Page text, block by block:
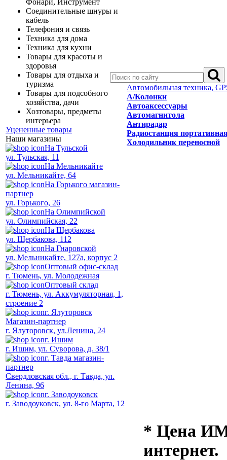
Фонари, Инструмент
Соединительные шнуры и
кабель
Телефония и связь
Техника для дома
Техника для кухни
Товары для красоты и
здоровья
Товары для отдыха и
туризма
Товары для подсобного
хозяйства, дачи
Хозтовары, предметы
интерьера
Уцененные товары
Наши магазины
На Тульской
ул. Тульская, 11
На Мельникайте
ул. Мельникайте, 64
На Горького магазин-
партнер
ул. Горького, 26
На Олимпийской
ул. Олимпийская, 22
На Щербакова
ул. Щербакова, 112
На Гнаровской
ул. Мельникайте, 127а, корпус 2
Оптовый офис-склад
г. Тюмень, ул. Молодежная
Оптовый склад
г. Тюмень, ул. Аккумуляторная, 1,
строение 2
г. Ялуторовск
Магазин-партнер
г. Ялуторовск, ул.Ленина, 24
г. Ишим
г. Ишим, ул. Суворова, д. 38/1
г. Тавда магазин-
партнер
Свердловская обл., г. Тавда, ул.
Ленина, 96
г. Заводоуковск
г. Заводоуковск, ул. 8-го Марта, 12
Автомобильная техника,
А/Колонки
Автоаксессуары
Автомагнитола
Антирадар
Радиостанция
Холодильник переносной
* Цена ИМ
интернет.